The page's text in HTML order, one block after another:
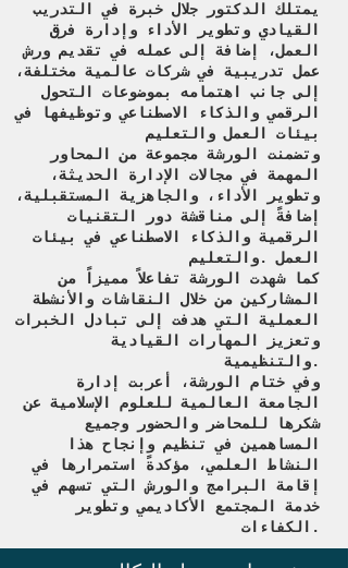
يمتلك الدكتور جلال خبرة في التدريب
القيادي وتطوير الأداء وإدارة فرق
العمل، إضافة إلى عمله في تقديم ورش
عمل تدريبية في شركات عالمية مختلفة،
إلى جانب اهتمامه بموضوعات التحول
الرقمي والذكاء الاصطناعي وتوظيفها في
بيئات العمل والتعليم
وتضمنت الورشة مجموعة من المحاور
المهمة في مجالات الإدارة الحديثة،
وتطوير الأداء، والجاهزية المستقبلية،
إضافةً إلى مناقشة دور التقنيات
الرقمية والذكاء الاصطناعي في بيئات
العمل .والتعليم
كما شهدت الورشة تفاعلاً مميزاً من
المشاركين من خلال النقاشات والأنشطة
العملية التي هدفت إلى تبادل الخبرات
وتعزيز المهارات القيادية
والتنظيمية.
وفي ختام الورشة، أعربت إدارة
الجامعة العالمية للعلوم الإسلامية عن
شكرها للمحاضر والحضور وجميع
المساهمين في تنظيم وإنجاح هذا
النشاط العلمي، مؤكدةً استمرارها في
إقامة البرامج والورش التي تسهم في
خدمة المجتمع الأكاديمي وتطوير
الكفاءات.